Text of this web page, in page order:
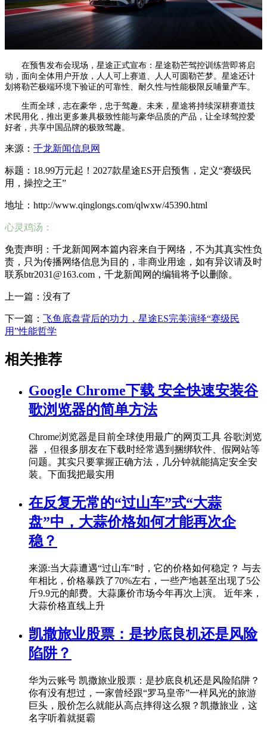
在预售发布会现场，星途正式宣布：星途勒芒驾控训练营即将启
动，面向全体用户开放，人人可上赛道、人人可圆勒芒梦。星途还计
划将勒芒极端环境下验证的可靠性、耐久性与性能极限反哺量产车。
生而全球，志在豪华，忠于驾趣。未来，星途将持续深耕赛道技
术民用化，推出更多兼具极致性能与豪华品质的产品，让全球驾控爱
好者，共享中国品牌的极致驾趣。
来源： 千龙新闻信息网
标题：18.99万元起！2027款星途ES开启预售，定义“赛级民
用，操控之王”
地址：http://www.qinglongs.com/qlwxw/45390.html
心灵鸡汤：
免责声明：千龙新闻网本篇内容来自于网络，不为其真实性负
责，只为传播网络信息为目的，非商业用途，如有异议请及时
联系btr2031@163.com，千龙新闻网的编辑将予以删除。
上一篇：没有了
下一篇： 飞鱼底盘背后的功力，星途ES完美演绎“赛级民
用”性能哲学
相关推荐
Google Chrome下载 安全快速安装谷
歌浏览器的简单方法
Chrome浏览器是目前全球使用最广的网页工具 谷歌浏览
器 ，但很多朋友在下载时经常遇到捆绑软件、假网站等
问题。其实只要掌握正确方法，几分钟就能搞定安全安
装。下面我把最实用
在反复无常的“过山车”式“大蒜
盘”中，大蒜价格如何才能再次企
稳？
来源:当大蒜遭遇“过山车”时，它的价格如何稳定？ 与去
年相比，价格暴跌了70%左右，一些产地甚至出现了5公
斤9.9元的邮费。大蒜廉价市场今年再次上演。 近年来，
大蒜价格直线上升
凯撒旅业股票：是抄底良机还是风险
陷阱？
华为云账号 凯撒旅业股票：是抄底良机还是风险陷阱？
你有没有想过，一家曾经跟“罗马皇帝”一样风光的旅游
巨头，股价怎么就能从高点摔得这么狠？凯撒旅业，这
名字听着就挺霸